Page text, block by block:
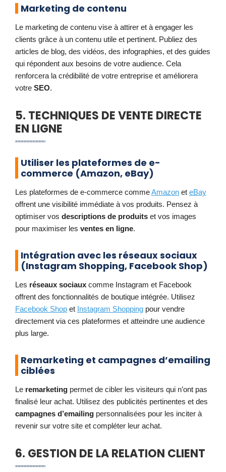
Marketing de contenu
Le marketing de contenu vise à attirer et à engager les
clients grâce à un contenu utile et pertinent. Publiez des
articles de blog, des vidéos, des infographies, et des guides
qui répondent aux besoins de votre audience. Cela
renforcera la crédibilité de votre entreprise et améliorera
votre SEO.
5. TECHNIQUES DE VENTE DIRECTE
EN LIGNE
Utiliser les plateformes de e-
commerce (Amazon, eBay)
Les plateformes de e-commerce commeAmazon et eBay
offrent une visibilité immédiate à vos produits. Pensez à
optimiser vos descriptions de produits et vos images
pour maximiser les ventes en ligne.
Intégration avec les réseaux sociaux
(Instagram Shopping, Facebook Shop)
Les réseaux sociaux comme Instagram et Facebook
offrent des fonctionnalités de boutique intégrée. Utilisez
Facebook Shop et Instagram Shopping pour vendre
directement via ces plateformes et atteindre une audience
plus large.
Remarketing et campagnes d’emailing
ciblées
Le remarketing permet de cibler les visiteurs qui n’ont pas
finalisé leur achat. Utilisez des publicités pertinentes et des
campagnes d’emailing personnalisées pour les inciter à
revenir sur votre site et compléter leur achat.
6. GESTION DE LA RELATION CLIENT